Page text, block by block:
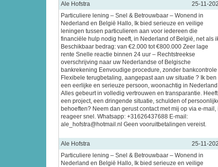
Ale Hofstra
25-11-
Particuliere lening – Snel & Betrouwbaar – Wonend in
Nederland en België Hallo, Ik bied serieuze en veilige
leningen tussen particulieren aan voor iedereen die
financiële hulp nodig heeft, in Nederland of België, net als
Beschikbaar bedrag: van €2.000 tot €800.000 Zeer lage
rente Snelle reactie binnen 24 uur – Rechtstreekse
overschrijving naar uw Nederlandse of Belgische
bankrekening Eenvoudige procedure, zonder bankcontrole
Flexibele terugbetaling, aangepast aan uw situatie ? Ik ben
een eerlijke en serieuze persoon, woonachtig in
Alles gebeurt in volledig vertrouwen en transparantie.
een project, een dringende situatie, schulden of
behoeften? Neem dan gerust contact met mij op via e-mail,
reageer snel. Whatsapp: +31626437688 E-mail:
ale_hofstra@hotmail.nl Geen vooruitbetalingen vereist.
Ale Hofstra
25-11-
Particuliere lening – Snel & Betrouwbaar – Wonend in
Nederland en België Hallo, Ik bied serieuze en veilige